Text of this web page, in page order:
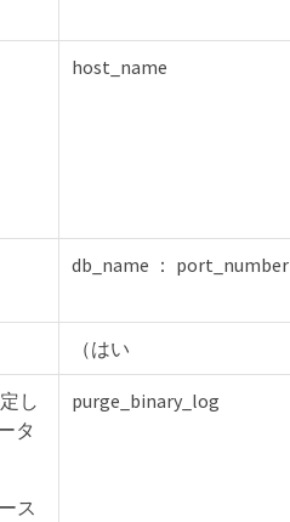
host_name
db_name ： port_number
（はい
し
タ
ス
purge_binary_log